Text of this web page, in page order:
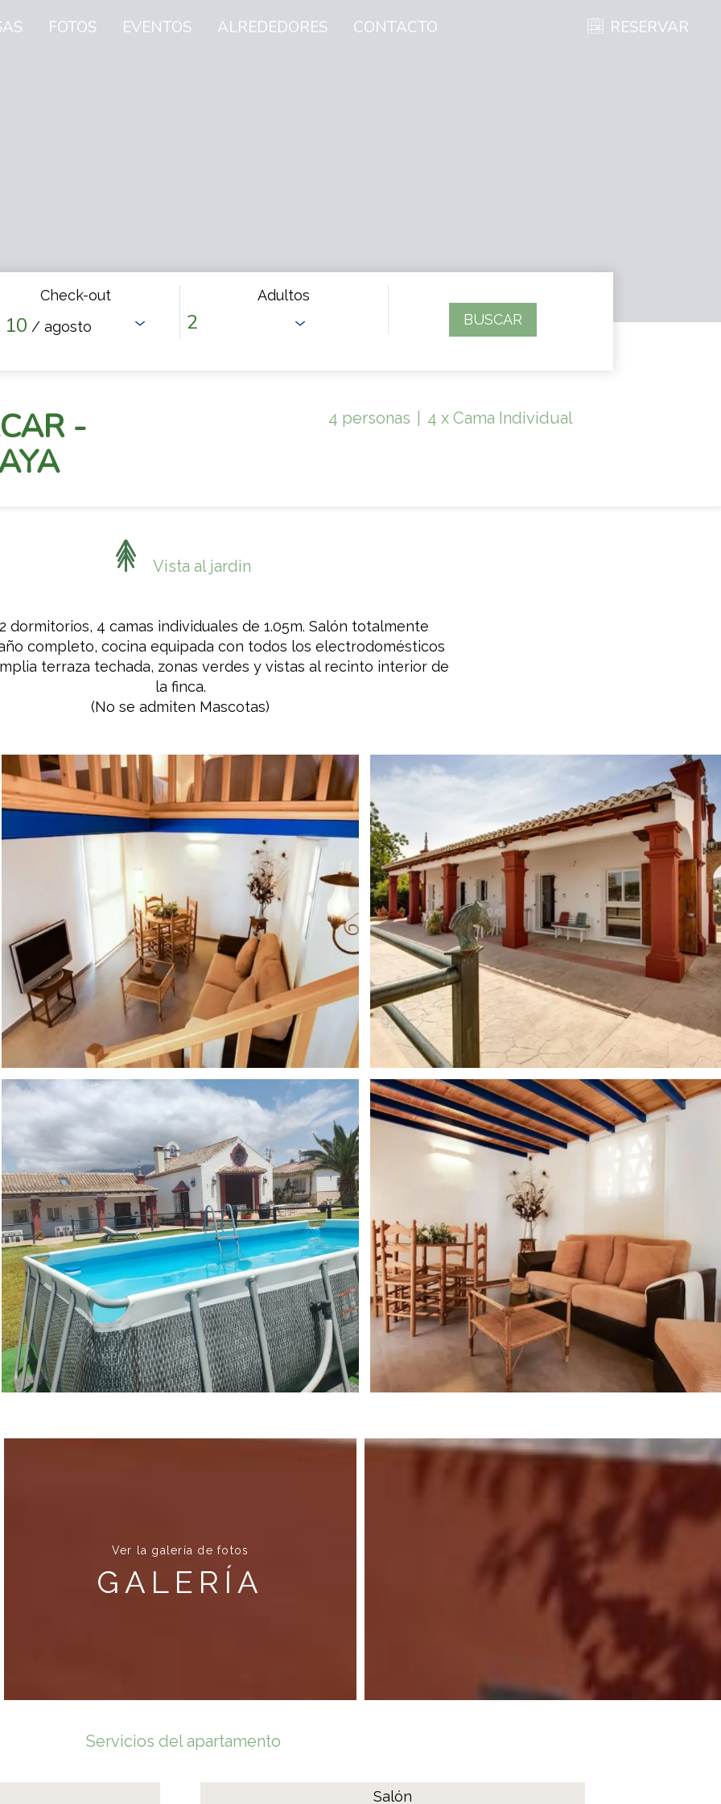
FOTOS EVENTOS ALREDEDORES CONTACTO RESERVAR
Check-out
10 / agosto
Adultos
BUSCAR
-
4 personas 4 x Cama Individual
Vista al jardin
dormitorios, 4 camas individuales de 1.05m. Salón totalmente
completo, cocina equipada con todos los electrodomésticos
terraza techada, zonas verdes y vistas al recinto interior de
la finca.
(No se admiten Mascotas)
Ver la galería de fotos
GALERÍA
Servicios del apartamento
Salón